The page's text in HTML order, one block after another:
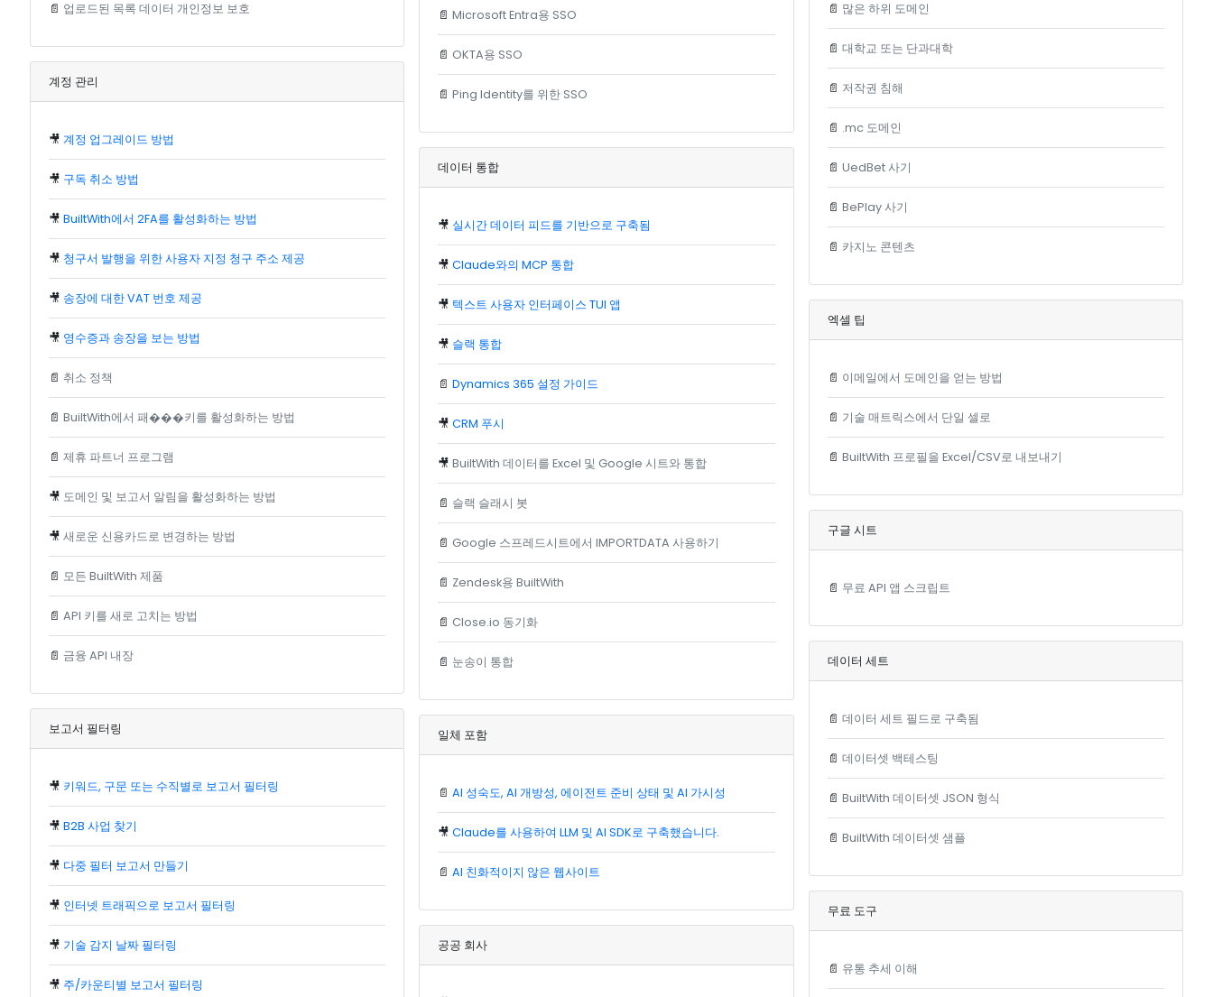
📄 업로드된 목록 데이터 개인정보 보호
계정 관리
🎥 계정 업그레이드 방법
🎥 구독 취소 방법
🎥 BuiltWith에서 2FA를 활성화하는 방법
🎥 청구서 발행을 위한 사용자 지정 청구 주소 제공
🎥 송장에 대한 VAT 번호 제공
🎥 영수증과 송장을 보는 방법
📄 취소 정책
📄 BuiltWith에서 패���키를 활성화하는 방법
📄 제휴 파트너 프로그램
🎥 도메인 및 보고서 알림을 활성화하는 방법
🎥 새로운 신용카드로 변경하는 방법
📄 모든 BuiltWith 제품
📄 API 키를 새로 고치는 방법
📄 금융 API 내장
보고서 필터링
🎥 키워드, 구문 또는 수직별로 보고서 필터링
🎥 B2B 사업 찾기
🎥 다중 필터 보고서 만들기
🎥 인터넷 트래픽으로 보고서 필터링
🎥 기술 감지 날짜 필터링
🎥 주/카운티별 보고서 필터링
📄Microsoft Entra용 SSO
📄 OKTA용 SSO
📄Ping Identity를 위한 SSO
데이터 통합
🎥 실시간 데이터 피드를 기반으로 구축됨
🎥Claude와의 MCP 통합
🎥 텍스트 사용자 인터페이스 TUI 앱
🎥 슬랙 통합
📄Dynamics 365 설정 가이드
🎥CRM 푸시
🎥BuiltWith 데이터를 Excel 및 Google 시트와 통합
📄 슬랙 슬래시 봇
📄 Google 스프레드시트에서 IMPORTDATA 사용하기
📄 Zendesk용 BuiltWith
📄 Close.io 동기화
📄 눈송이 통합
일체 포함
📄AI 성숙도, AI 개방성, 에이전트 준비 상태 및 AI 가시성
🎥Claude를 사용하여 LLM 및 AI SDK로 구축했습니다.
📄AI 친화적이지 않은 웹사이트
공공 회사
📄 많은 하위 도메인
📄 대학교 또는 단과대학
📄 저작권 침해
📄 .mc 도메인
📄 UedBet 사기
📄 BePlay 사기
📄 카지노 콘텐츠
엑셀 팁
📄 이메일에서 도메인을 얻는 방법
📄 기술 매트릭스에서 단일 셀로
📄 BuiltWith 프로필을 Excel/CSV로 내보내기
구글 시트
📄 무료 API 앱 스크립트
데이터 세트
📄 데이터 세트 필드로 구축됨
📄 데이터셋 백테스팅
📄 BuiltWith 데이터셋 JSON 형식
📄 BuiltWith 데이터셋 샘플
무료 도구
📄 유통 추세 이해